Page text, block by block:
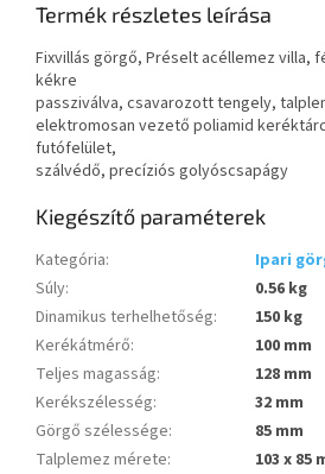
Termék részletes leírása
Fixvillás görgő, Préselt acéllemez villa,
kékre
passziválva, csavarozott tengely,
elektromosan vezető poliamid
futófelület,
szálvédő, precíziós golyóscsapágy
Kiegészítő paraméterek
Kategória:
Ipari
Súly:
0.56 kg
Dinamikus terhelhetőség:
150 kg
Kerékátmérő:
100 mm
Teljes magasság:
128 mm
Kerékszélesség:
32 mm
Görgő szélessége:
85 mm
Talplemez mérete:
103 x 85